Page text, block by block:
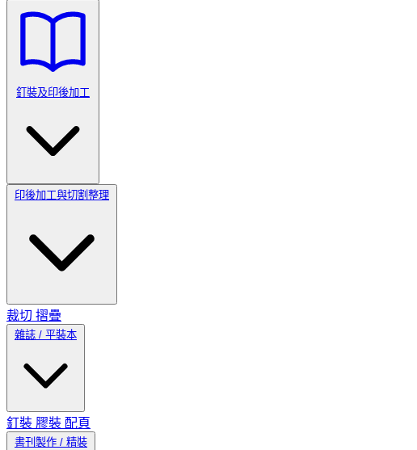
釘裝及印後加工
印後加工與切割整理
裁切 摺疊
雜誌 / 平裝本
釘裝 膠裝 配頁
書刊製作 / 精裝